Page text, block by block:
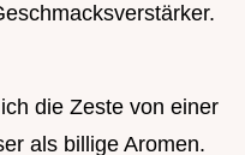
die Zeste von einer
als billige Aromen.